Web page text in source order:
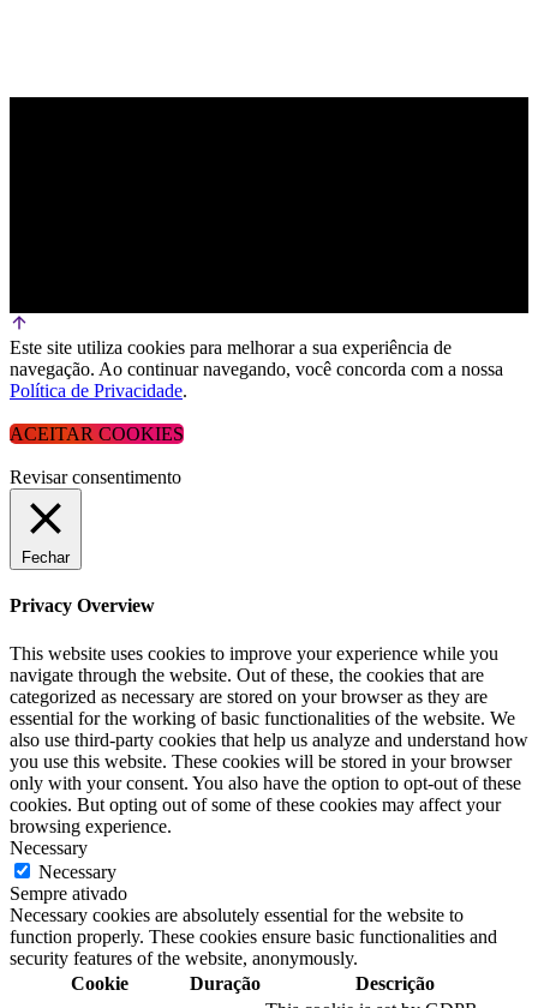
Este site utiliza cookies para melhorar a sua experiência de
navegação. Ao continuar navegando, você concorda com a nossa
Política de Privacidade.
ACEITAR COOKIES
Revisar consentimento
Fechar
Privacy Overview
This website uses cookies to improve your experience while you
navigate through the website. Out of these, the cookies that are
categorized as necessary are stored on your browser as they are
essential for the working of basic functionalities of the website. We
also use third-party cookies that help us analyze and understand how
you use this website. These cookies will be stored in your browser
only with your consent. You also have the option to opt-out of these
cookies. But opting out of some of these cookies may affect your
browsing experience.
Necessary
Necessary
Sempre ativado
Necessary cookies are absolutely essential for the website to
function properly. These cookies ensure basic functionalities and
security features of the website, anonymously.
Cookie
Duração Descrição